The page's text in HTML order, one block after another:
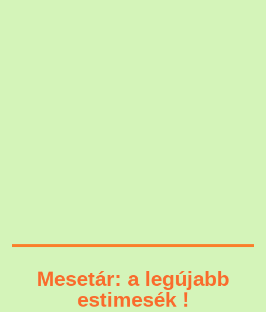
Mesetár: a legújabb
estimesék !